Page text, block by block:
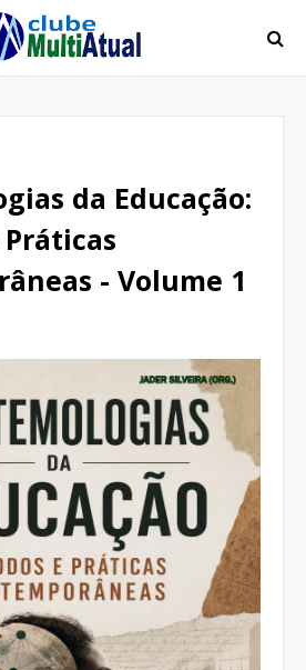
da Educação:
- Volume 1